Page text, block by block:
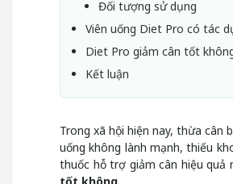
Đối tượng sử dụng
Viên uống Diet Pro có tác
Diet Pro giảm cân tốt
Kết luận
Trong xã hội hiện nay, thừa cân
uống không lành mạnh, thiếu
thuốc hỗ trợ giảm cân hiệu quả